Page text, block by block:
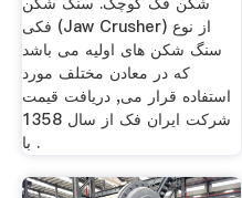
فکی (Jaw Crusher) از نوع
سنگ شکن های اولیه می باشد
که در معادن مختلف مورد
استفاده قرار می, دریافت قیمت
شرکت ایران فک از سال 1358
با .